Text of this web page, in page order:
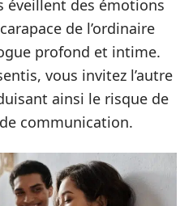
éveillent des émotions
de l’ordinaire
profond et intime.
vous invitez l’autre
ainsi le risque de
communication.